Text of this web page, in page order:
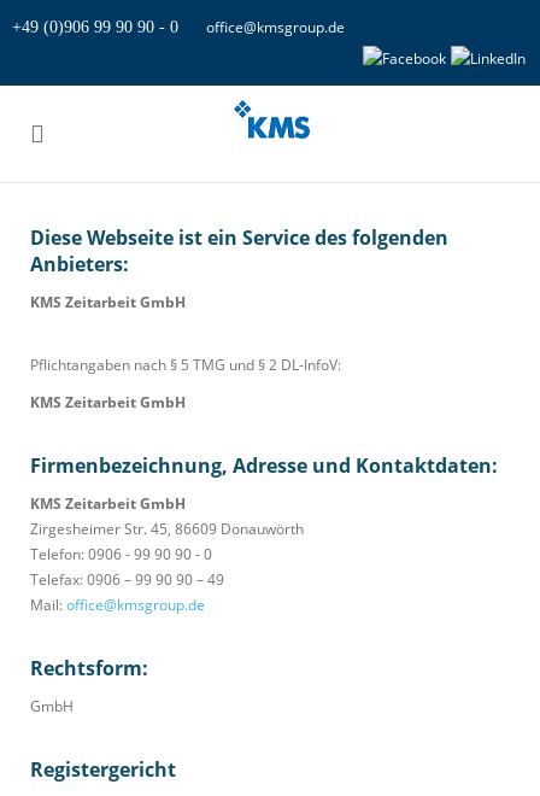
+49 (0)906 99 90 90 - 0 office@kmsgroup.de
Diese Webseite ist ein Service des folgenden
Anbieters:
KMS Zeitarbeit GmbH
Pflichtangaben nach § 5 TMG und § 2 DL-InfoV:
KMS Zeitarbeit GmbH
Firmenbezeichnung, Adresse und Kontaktdaten:
KMS Zeitarbeit GmbH
Zirgesheimer Str. 45, 86609 Donauwörth
Telefon: 0906 - 99 90 90 - 0
Telefax: 0906 – 99 90 90 – 49
Mail:office@kmsgroup.de
Rechtsform:
GmbH
Registergericht